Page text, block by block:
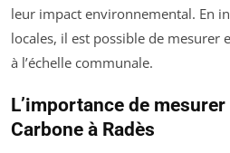
leur impact environnemental. En
locales, il est possible de mesurer
à l’échelle communale.
L’importance de mesurer
Carbone à Radès